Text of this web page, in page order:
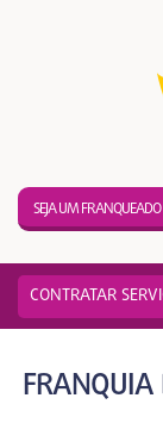
SEJA UM FRANQUEADO
CONTRATAR